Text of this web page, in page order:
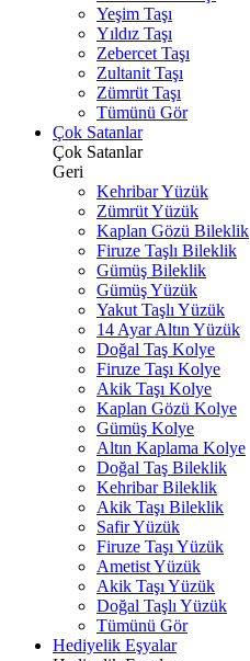
Yeşim Taşı
Yıldız Taşı
Zebercet Taşı
Zultanit Taşı
Zümrüt Taşı
Tümünü Gör
Çok Satanlar
Çok Satanlar
Geri
Kehribar Yüzük
Zümrüt Yüzük
Kaplan Gözü Bileklik
Firuze Taşlı Bileklik
Gümüş Bileklik
Gümüş Yüzük
Yakut Taşlı Yüzük
14 Ayar Altın Yüzük
Doğal Taş Kolye
Firuze Taşı Kolye
Akik Taşı Kolye
Kaplan Gözü Kolye
Gümüş Kolye
Altın Kaplama Kolye
Doğal Taş Bileklik
Kehribar Bileklik
Akik Taşı Bileklik
Safir Yüzük
Firuze Taşı Yüzük
Ametist Yüzük
Akik Taşı Yüzük
Doğal Taşlı Yüzük
Tümünü Gör
Hediyelik Eşyalar